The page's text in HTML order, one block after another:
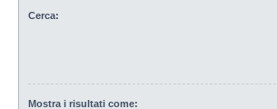
Cerca:
Mostra i risultati come: